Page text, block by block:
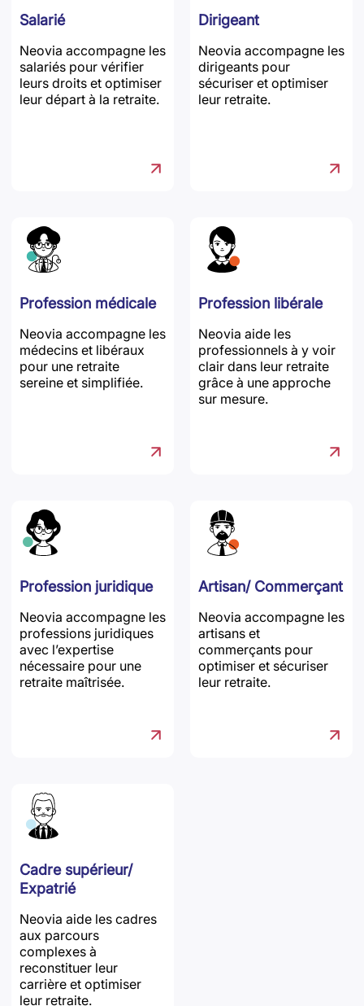
Salarié
Neovia accompagne les
salariés pour vérifier
leurs droits et optimiser
leur départ à la retraite.
Dirigeant
Neovia accompagne les
dirigeants pour
sécuriser et optimiser
leur retraite.
Profession médicale
Neovia accompagne les
médecins et libéraux
pour une retraite
sereine et simplifiée.
Profession libérale
Neovia aide les
professionnels à y voir
clair dans leur retraite
grâce à une approche
sur mesure.
Profession juridique
Neovia accompagne les
professions juridiques
avec l’expertise
nécessaire pour une
retraite maîtrisée.
Artisan/ Commerçant
Neovia accompagne les
artisans et
commerçants pour
optimiser et sécuriser
leur retraite.
Cadre supérieur/
Expatrié
Neovia aide les cadres
aux parcours
complexes à
reconstituer leur
carrière et optimiser
leur retraite.